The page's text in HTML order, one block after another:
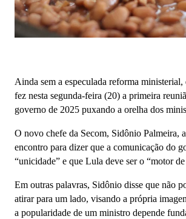
Ainda sem a especulada reforma
fez nesta segunda-feira (20) a primeira
governo de 2025 puxando a orelha dos
O novo chefe da Secom, Sidônio Palmeira,
encontro para dizer que a comunicação do
“unicidade” e que Lula deve ser o “motor
Em outras palavras, Sidônio disse que não
atirar para um lado, visando a própria
a popularidade de um ministro depende